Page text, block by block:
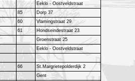
Eeklo - Oostveldstraat
85
Dorp 37
60
Vlamingstraat 29
61
Hondseindestraat 23
Groenstraat 25
Eeklo - Oostveldstraat
66
St.Margrietepolderdijk 2
Gent